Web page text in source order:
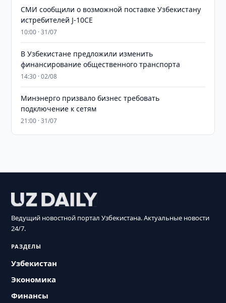
СМИ сообщили о возможной поставке Узбекистану
истребителей J-10CE
10:00 · 31/07
В Узбекистане предложили изменить
финансирование общественного транспорта
14:30 · 02/08
Минэнерго призвало бизнес требовать
подключение к сетям
21:00 · 31/07
Ведущий новостной портал Узбекистана. Актуальные новости
24/7.
РАЗДЕЛЫ
Узбекистан
Экономика
Финансы